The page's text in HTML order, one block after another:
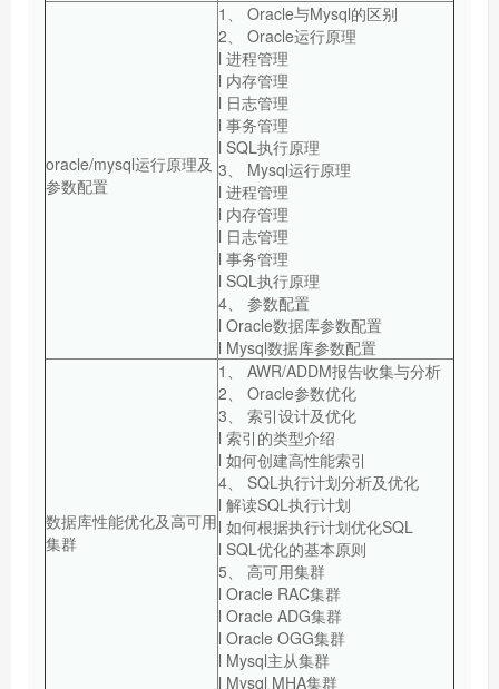
oracle/mysql运行原理及
参数配置
1、 Oracle与Mysql的区别
2、 Oracle运行原理
l 进程管理
l 内存管理
l 日志管理
l 事务管理
l SQL执行原理
3、 Mysql运行原理
l 进程管理
l 内存管理
l 日志管理
l 事务管理
l SQL执行原理
4、 参数配置
l Oracle数据库参数配置
l Mysql数据库参数配置
数据库性能优化及高可用
集群
1、 AWR/ADDM报告收集与分析
2、 Oracle参数优化
3、 索引设计及优化
l 索引的类型介绍
l 如何创建高性能索引
4、 SQL执行计划分析及优化
l 解读SQL执行计划
l 如何根据执行计划优化SQL
l SQL优化的基本原则
5、 高可用集群
l Oracle RAC集群
l Oracle ADG集群
l Oracle OGG集群
l Mysql主从集群
l Mysql MHA集群